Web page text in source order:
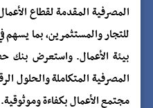
المصرفية المقدمة لقطاع
للتجار والمستثمرين، بما
بيئة الأعمال. واستعرض بنك
المصرفية المتكاملة والحلول
مجتمع الأعمال بكفاءة وموثوقية.